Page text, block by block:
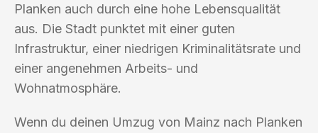
Planken auch durch eine hohe Lebensqualität
aus. Die Stadt punktet mit einer guten
Infrastruktur, einer niedrigen Kriminalitätsrate und
einer angenehmen Arbeits- und
Wohnatmosphäre.
Wenn du deinen Umzug von Mainz nach Planken